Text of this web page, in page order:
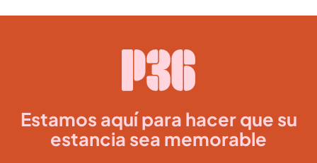
Estamos aquí para hacer que su
estancia sea memorable